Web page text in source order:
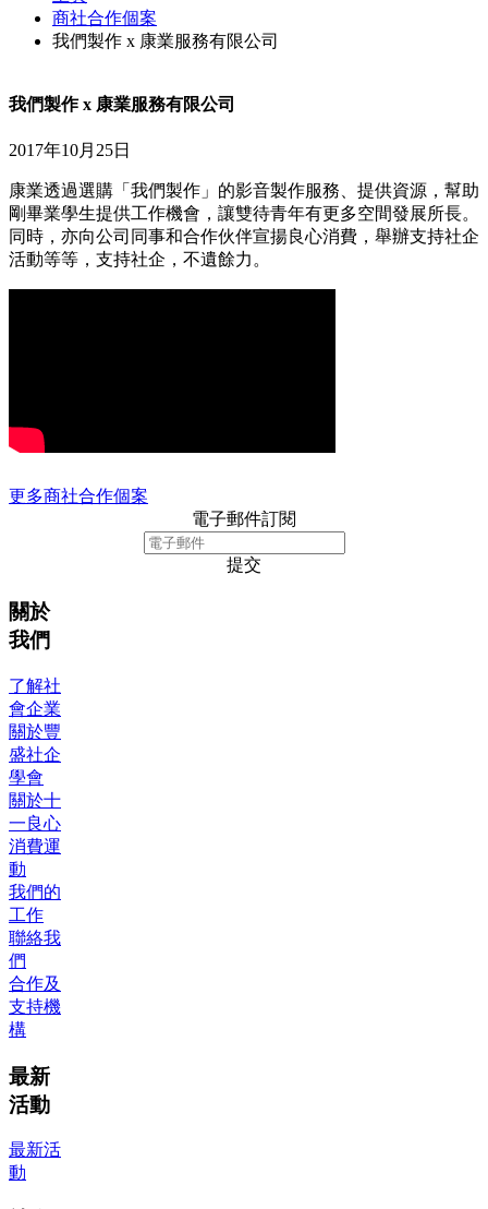
商社合作個案
我們製作 x 康業服務有限公司
我們製作 x 康業服務有限公司
2017年10月25日
康業透過選購「我們製作」的影音製作服務、提供資源，幫助
剛畢業學生提供工作機會，讓雙待青年有更多空間發展所長。
同時，亦向公司同事和合作伙伴宣揚良心消費，舉辦支持社企
活動等等，支持社企，不遺餘力。
更多商社合作個案
電子郵件訂閱
提交
關於
我們
了解社
會企業
關於豐
盛社企
學會
關於十
一良心
消費運
動
我們的
工作
聯絡我
們
合作及
支持機
構
最新
活動
最新活
動